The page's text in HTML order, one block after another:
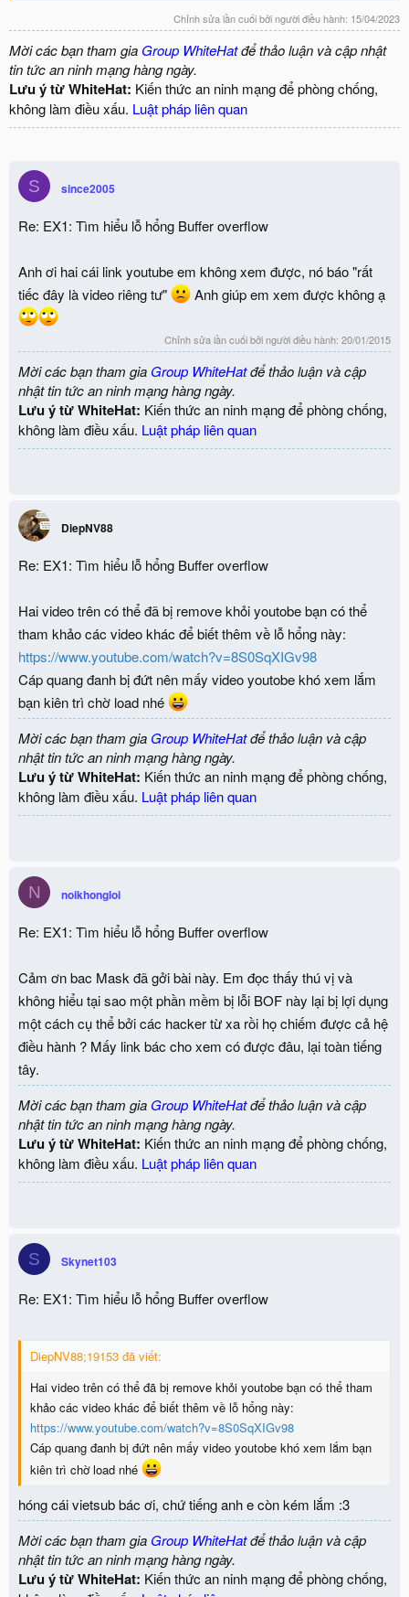
Chỉnh sửa lần cuối bởi người điều hành: 15/04/2023
Mời các bạn tham gia Group WhiteHatđể thảo luận và cập nhật
tin tức an ninh mạng hàng ngày.
Lưu ý từ WhiteHat: Kiến thức an ninh mạng để phòng chống,
không làm điều xấu. Luật pháp liên quan
S since2005
Re: EX1: Tìm hiểu lỗ hổng Buffer overflow
Anh ơi hai cái link youtube em không xem được, nó báo "rất
tiếc đây là video riêng tư"
Anh giúp em xem được không ạ
Chỉnh sửa lần cuối bởi người điều hành: 20/01/2015
Mời các bạn tham gia Group WhiteHatđể thảo luận và cập
nhật tin tức an ninh mạng hàng ngày.
Lưu ý từ WhiteHat: Kiến thức an ninh mạng để phòng chống,
không làm điều xấu. Luật pháp liên quan
DiepNV88
Re: EX1: Tìm hiểu lỗ hổng Buffer overflow
Hai video trên có thể đã bị remove khỏi youtobe bạn có thể
tham khảo các video khác để biết thêm về lỗ hổng này:
https://www.youtube.com/watch?v=8S0SqXIGv98
Cáp quang đanh bị đứt nên mấy video youtobe khó xem lắm
bạn kiên trì chờ load nhé
Mời các bạn tham gia Group WhiteHatđể thảo luận và cập
nhật tin tức an ninh mạng hàng ngày.
Lưu ý từ WhiteHat: Kiến thức an ninh mạng để phòng chống,
không làm điều xấu. Luật pháp liên quan
N noikhongloi
Re: EX1: Tìm hiểu lỗ hổng Buffer overflow
Cảm ơn bac Mask đã gởi bài này. Em đọc thấy thú vị và
không hiểu tại sao một phần mềm bị lỗi BOF này lại bị lợi dụng
một cách cụ thể bởi các hacker từ xa rồi họ chiếm được cả hệ
điều hành ? Mấy link bác cho xem có được đâu, lại toàn tiếng
tây.
Mời các bạn tham gia Group WhiteHatđể thảo luận và cập
nhật tin tức an ninh mạng hàng ngày.
Lưu ý từ WhiteHat: Kiến thức an ninh mạng để phòng chống,
không làm điều xấu. Luật pháp liên quan
S Skynet103
Re: EX1: Tìm hiểu lỗ hổng Buffer overflow
DiepNV88;19153 đã viết:
Hai video trên có thể đã bị remove khỏi youtobe bạn có thể tham
khảo các video khác để biết thêm về lỗ hổng này:
https://www.youtube.com/watch?v=8S0SqXIGv98
Cáp quang đanh bị đứt nên mấy video youtobe khó xem lắm bạn
kiên trì chờ load nhé
hóng cái vietsub bác ơi, chứ tiếng anh e còn kém lắm :3
Mời các bạn tham gia Group WhiteHatđể thảo luận và cập
nhật tin tức an ninh mạng hàng ngày.
Lưu ý từ WhiteHat: Kiến thức an ninh mạng để phòng chống,